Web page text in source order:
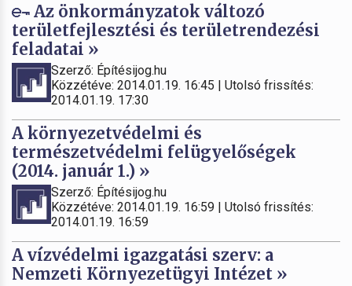
Az önkormányzatok változó
területfejlesztési és területrendezési
feladatai »
Szerző: Építésijog.hu
Közzétéve: 2014.01.19. 16:45 | Utolsó frissítés:
2014.01.19. 17:30
A környezetvédelmi és
természetvédelmi felügyelőségek
(2014. január 1.) »
Szerző: Építésijog.hu
Közzétéve: 2014.01.19. 16:59 | Utolsó frissítés:
2014.01.19. 16:59
A vízvédelmi igazgatási szerv: a
Nemzeti Környezetügyi Intézet »